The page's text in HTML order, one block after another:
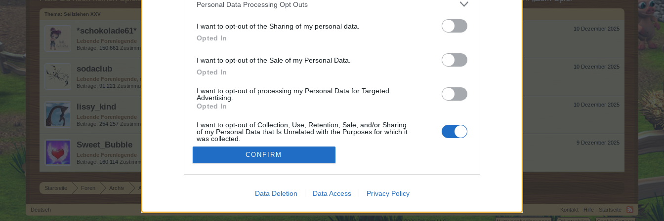
Personal Data Processing Opt Outs
I want to opt-out of the Sharing of my personal data.
Opted In
I want to opt-out of the Sale of my Personal Data.
Opted In
I want to opt-out of processing my Personal Data for Targeted
Advertising.
Opted In
I want to opt-out of Collection, Use, Retention, Sale, and/or Sharing
of my Personal Data that Is Unrelated with the Purposes for which it
was collected.
Opted Out
CONFIRM
Data Deletion Data Access Privacy Policy
Thema: Seilziehen XXV
10 Dezember 2025
*schokolade61*
Lebende Forenlegende
Beiträge: 150.661 Zustimmungen:
10 Dezember 2025
sodaclub
Lebende Forenlegende , männlich
Beiträge: 91.221 Zustimmungen:
10 Dezember 2025
lissy_kind
Lebende Forenlegende
Beiträge: 254.257 Zustimmungen: Punkte für Erfolge: 6.000
9 Dezember 2025
Sweet_Bubble
Lebende Forenlegende
Beiträge: 160.114 Zustimmungen: Punkte für Erfolge:
Startseite Foren Archiv Archiv Rest
Deutsch Kontakt Hilfe
Startseite